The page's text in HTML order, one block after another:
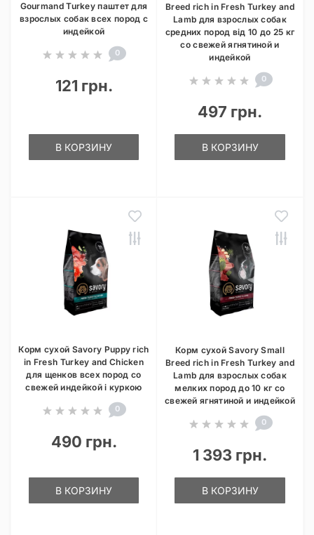
Gourmand Turkey паштет для
взрослых собак всех пород с
индейкой
0
121 грн.
В КОРЗИНУ
Breed rich in Fresh Turkey and
Lamb для взрослых собак
средних пород від 10 до 25 кг
со свежей ягнятиной и
индейкой
0
497 грн.
В КОРЗИНУ
Корм сухой Savory Puppy rich
in Fresh Turkey and Chicken
для щенков всех пород со
свежей индейкой і куркою
0
490 грн.
В КОРЗИНУ
Корм сухой Savory Small
Breed rich in Fresh Turkey and
Lamb для взрослых собак
мелких пород до 10 кг со
свежей ягнятиной и индейкой
0
1 393 грн.
В КОРЗИНУ